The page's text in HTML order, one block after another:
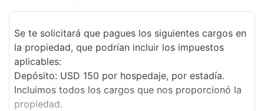
Recarga de autos eléctricos
Programa de actividades diario
Servicio de café en el lobby
Elevador
Clases de acondicionamiento físico
Se te solicitará que pagues los siguientes cargos en
la propiedad, que podrían incluir los impuestos
aplicables:
Depósito: USD 150 por hospedaje, por estadía.
Incluimos todos los cargos que nos proporcionó la
propiedad.